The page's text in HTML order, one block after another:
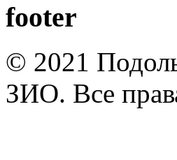
footer
© 2021
ЗИО. Все